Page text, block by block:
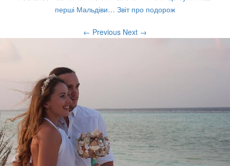
перші Мальдіви… Звіт про подорож
← Previous Next →